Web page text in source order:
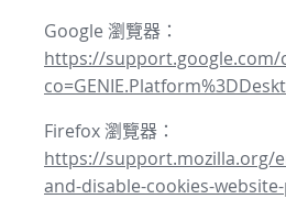
Google 瀏覽器：
https://support.google.com/
Firefox 瀏覽器：
https://support.mozilla.org/
and-disable-cookies-